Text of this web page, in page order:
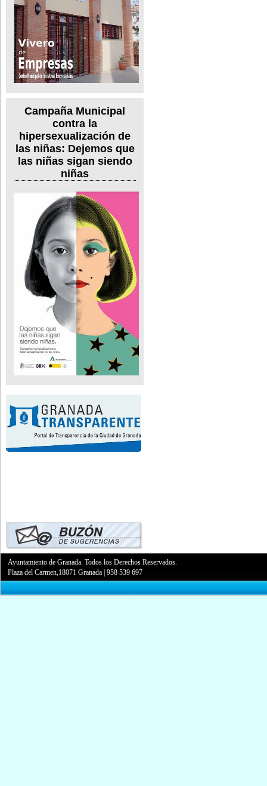
Campaña Municipal
contra la
hipersexualización de
las niñas: Dejemos que
las niñas sigan siendo
niñas
Ayuntamiento de Granada. Todos los Derechos Reservados.
Plaza del Carmen,18071 Granada |958 539 697